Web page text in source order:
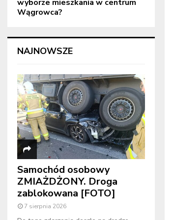
wyborze mieszkania w centrum
Wągrowca?
NAJNOWSZE
Samochód osobowy
ZMIAŻDŻONY. Droga
zablokowana [FOTO]
7 sierpnia 2026